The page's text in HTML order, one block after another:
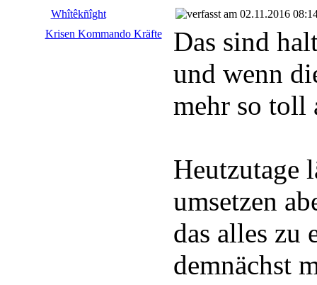
Whîtêkñîght
02.11.2016
Krisen Kommando Kräfte
Das sind
und wenn
mehr so toll
Heutzutage
umsetzen
das alles zu
demnächst